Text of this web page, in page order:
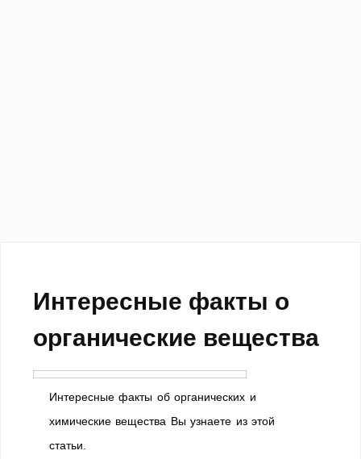
Интересные факты о
органические вещества
Интересные факты об органических и
химические вещества Вы узнаете из этой
статьи.